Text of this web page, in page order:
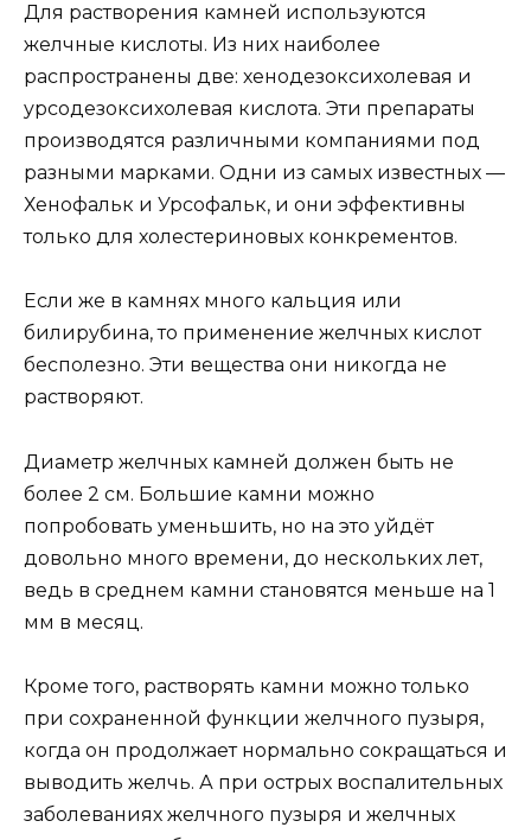
Для растворения камней используются
желчные кислоты. Из них наиболее
распространены две: хенодезоксихолевая и
урсодезоксихолевая кислота. Эти препараты
производятся различными компаниями под
разными марками. Одни из самых известных —
Хенофальк и Урсофальк, и они эффективны
только для холестериновых конкрементов.
Если же в камнях много кальция или
билирубина, то применение желчных кислот
бесполезно. Эти вещества они никогда не
растворяют.
Диаметр желчных камней должен быть не
более 2 см. Большие камни можно
попробовать уменьшить, но на это уйдёт
довольно много времени, до нескольких лет,
ведь в среднем камни становятся меньше на 1
мм в месяц.
Кроме того, растворять камни можно только
при сохраненной функции желчного пузыря,
когда он продолжает нормально сокращаться и
выводить желчь. А при острых воспалительных
заболеваниях желчного пузыря и желчных